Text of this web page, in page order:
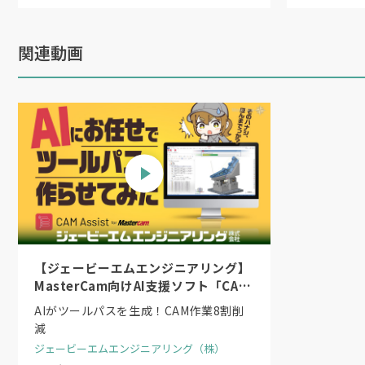
長谷工コーポレーションの中野達也氏も
るためには「計画設計段階からの意思決
「相見積りの仕組みの下では、設計段階
ば、安藤ハザマさんのPC基礎梁を使いた
の結果、採用に至らないケースがある。
初期段階でしていただく必要がある」（中
では発注者をどう動かすか。BIM関連の
るから」とお願いするだけでは発注者は
関連動画
【ジェービーエムエンジニアリング】
MasterCam向けAI支援ソフト「CAM
Assist for Mastercam」
AIがツールパスを生成！CAM作業8割削
減
ジェービーエムエンジニアリング（株）